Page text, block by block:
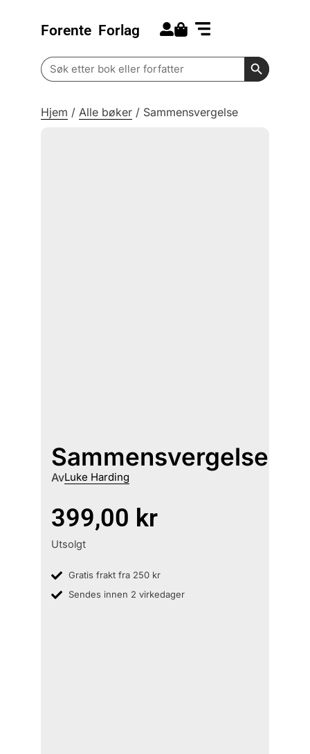
Forente Forlag
Search
for:
Search
Hjem / Alle bøker / Sammensvergelse
Sammensvergelse
AvLuke Harding
399,00 kr
Utsolgt
Gratis frakt fra 250 kr
Sendes innen 2 virkedager